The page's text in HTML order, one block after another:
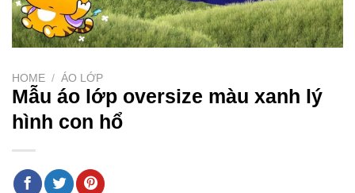
HOME / ÁO LỚP
Mẫu áo lớp oversize màu xanh lý
hình con hổ